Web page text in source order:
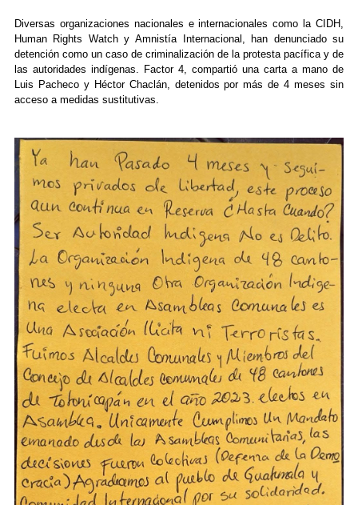
Diversas organizaciones nacionales e internacionales como la CIDH,
Human Rights Watch y Amnistía Internacional, han denunciado su
detención como un caso de criminalización de la protesta pacífica y de
las autoridades indígenas. Factor 4, compartió una carta a mano de
Luis Pacheco y Héctor Chaclán, detenidos por más de 4 meses sin
acceso a medidas sustitutivas.